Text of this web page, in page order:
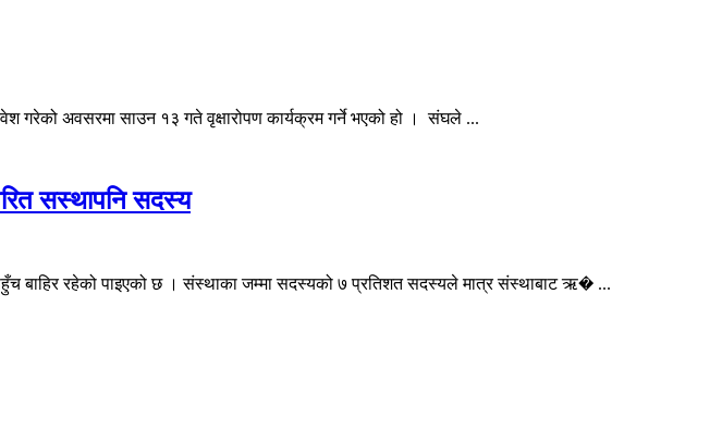
गरेको अवसरमा साउन १३ गते वृक्षारोपण कार्यक्रम गर्ने भएको हो । संघले ...
सस्थापनि सदस्य
बाहिर रहेको पाइएको छ । संस्थाका जम्मा सदस्यको ७ प्रतिशत सदस्यले मात्र संस्थाबाट ऋ� ...